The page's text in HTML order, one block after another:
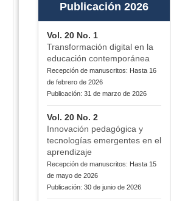
Publicación 2026
Vol. 20 No. 1
Transformación digital en la
educación contemporánea
Recepción de manuscritos: Hasta 16
de febrero de 2026
Publicación: 31 de marzo de 2026
Vol. 20 No. 2
Innovación pedagógica y
tecnologías emergentes en el
aprendizaje
Recepción de manuscritos: Hasta 15
de mayo de 2026
Publicación: 30 de junio de 2026